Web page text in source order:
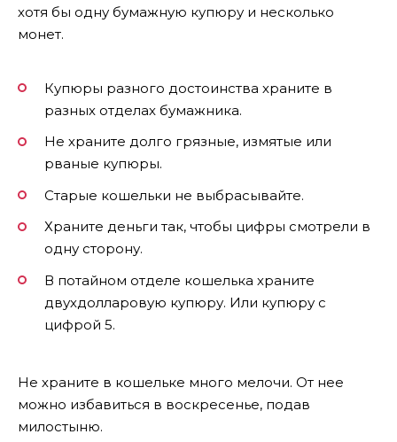
хотя бы одну бумажную купюру и несколько
монет.
Купюры разного достоинства храните в
разных отделах бумажника.
Не храните долго грязные, измятые или
рваные купюры.
Старые кошельки не выбрасывайте.
Храните деньги так, чтобы цифры смотрели в
одну сторону.
В потайном отделе кошелька храните
двухдолларовую купюру. Или купюру с
цифрой 5.
Не храните в кошельке много мелочи. От нее
можно избавиться в воскресенье, подав
милостыню.